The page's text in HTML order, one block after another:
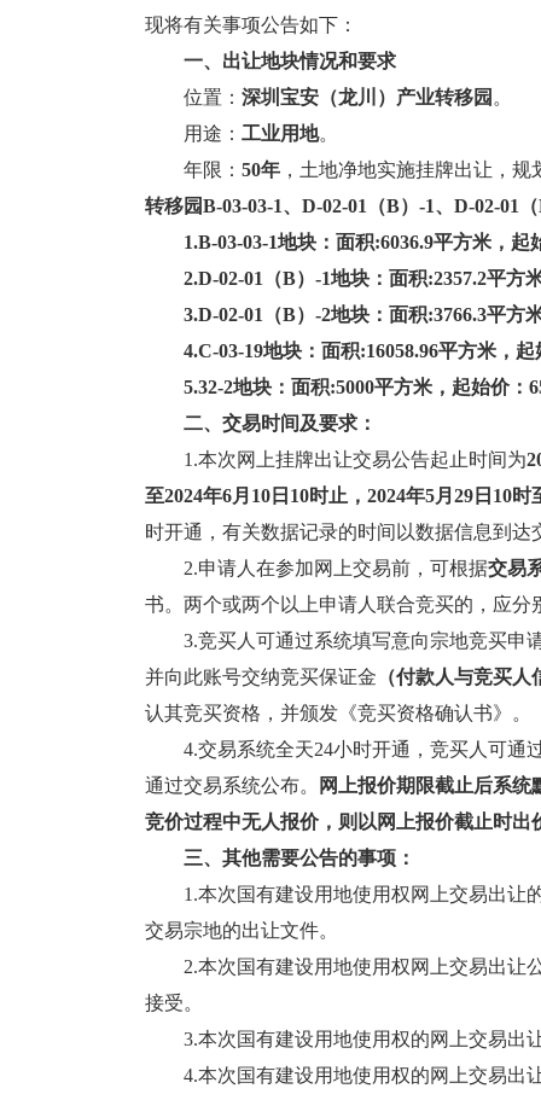
现将有关事项公告如下：
一、 出让地块情况和要求
位置： 深圳宝安（龙川）产业转移园 。
用途： 工业用地。
年限： 50年 ，土地净地实施挂牌出让，
转移园B-03-03-1、D-02-01（B）-1、D-02-01
1.B-03-03-1地块 ：面积:6036.9平方米， 起
2.D-02-01（B）-1地块 ：面积:2357.2平方
3.D-02-01（B）-2地块 ：面积:3766.3平方
4.C-03-19地块 ：面积:16058.96平方米， 起
5.32-2地块 ：面积:5000平方米， 起始价：
二、交易时间及要求：
1.本次网上挂牌出让交易公告起止时间为
至2024年6月 10 日10时止， 2024年5月 29 日 10时
时开通，有关数据记录的时间以数据信息到达
2.申请人在参加网上交易前，可根据交易
书。两个或两个以上申请人联合竞买的，应分
3.竞买人可通过系统填写意向宗地竞买申
并向此账号交纳竞买保证金 （付款人与竞买
认其竞买资格，并颁发《竞买资格确认书》。
4.交易系统全天24小时开通，竞买人可通
通过交易系统公布。
网上报价期限截止后系
竞价过程中无人报价，则以网上报价截止时
三、其他需要公告的事项：
1.本次国有建设用地使用权网上交易出让
交易宗地的出让文件。
2.本次国有建设用地使用权网上交易出让
接受。
3.本次国有建设用地使用权的网上交易出
4.本次国有建设用地使用权的网上交易出